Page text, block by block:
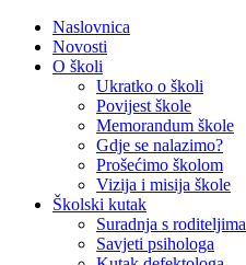
Naslovnica
Novosti
O školi
Ukratko o školi
Povijest škole
Memorandum škole
Gdje se nalazimo?
Prošećimo školom
Vizija i misija škole
Školski kutak
Suradnja s roditeljima
Savjeti psihologa